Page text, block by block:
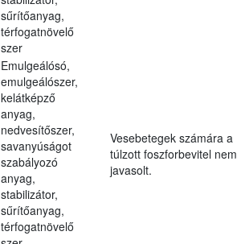
sűrítőanyag,
térfogatnövelő
szer
Emulgeálósó,
emulgeálószer,
kelátképző
anyag,
nedvesítőszer,
savanyúságot
szabályozó
anyag,
stabilizátor,
sűrítőanyag,
térfogatnövelő
Vesebetegek számára a
túlzott foszforbevitel nem
javasolt.